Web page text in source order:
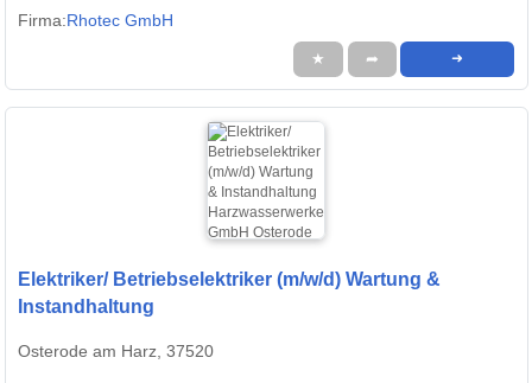
Firma:Rhotec GmbH
★ ➦ ➜
Elektriker/ Betriebselektriker (m/w/d) Wartung &
Instandhaltung
Osterode am Harz, 37520